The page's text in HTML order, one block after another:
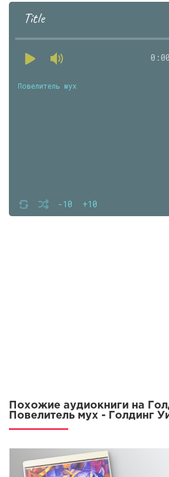
Title
0:00
-10 +10
Повелитель мух
Похожие аудиокниги на
Повелитель мух - Голдинг